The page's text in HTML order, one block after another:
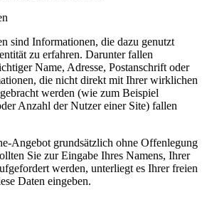
sind Informationen, die dazu genutzt
zu erfahren. Darunter fallen
Name, Adresse, Postanschrift oder
die nicht direkt mit Ihrer wirklichen
werden (wie zum Beispiel
Anzahl der Nutzer einer Site) fallen
Angebot grundsätzlich ohne Offenlegung
Sie zur Eingabe Ihres Namens, Ihrer
werden, unterliegt es Ihrer freien
Daten eingeben.